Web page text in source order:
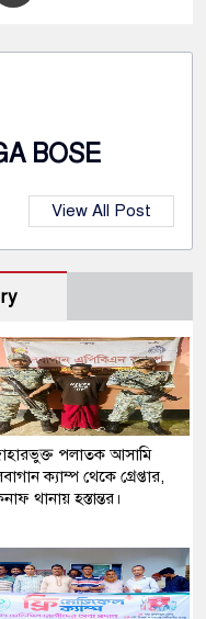
BOSE
View All Post
পলাতক আসামি
ক্যাম্প থেকে গ্রেপ্তার,
থানায় হস্তান্তর।